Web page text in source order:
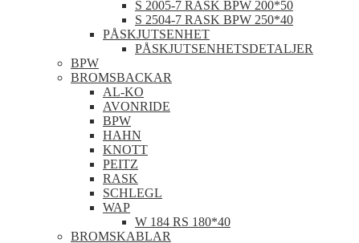
S 2005-7 RASK BPW 200*50
S 2504-7 RASK BPW 250*40
PÅSKJUTSENHET
PÅSKJUTSENHETSDETALJER
BPW
BROMSBACKAR
AL-KO
AVONRIDE
BPW
HAHN
KNOTT
PEITZ
RASK
SCHLEGL
WAP
W 184 RS 180*40
BROMSKABLAR